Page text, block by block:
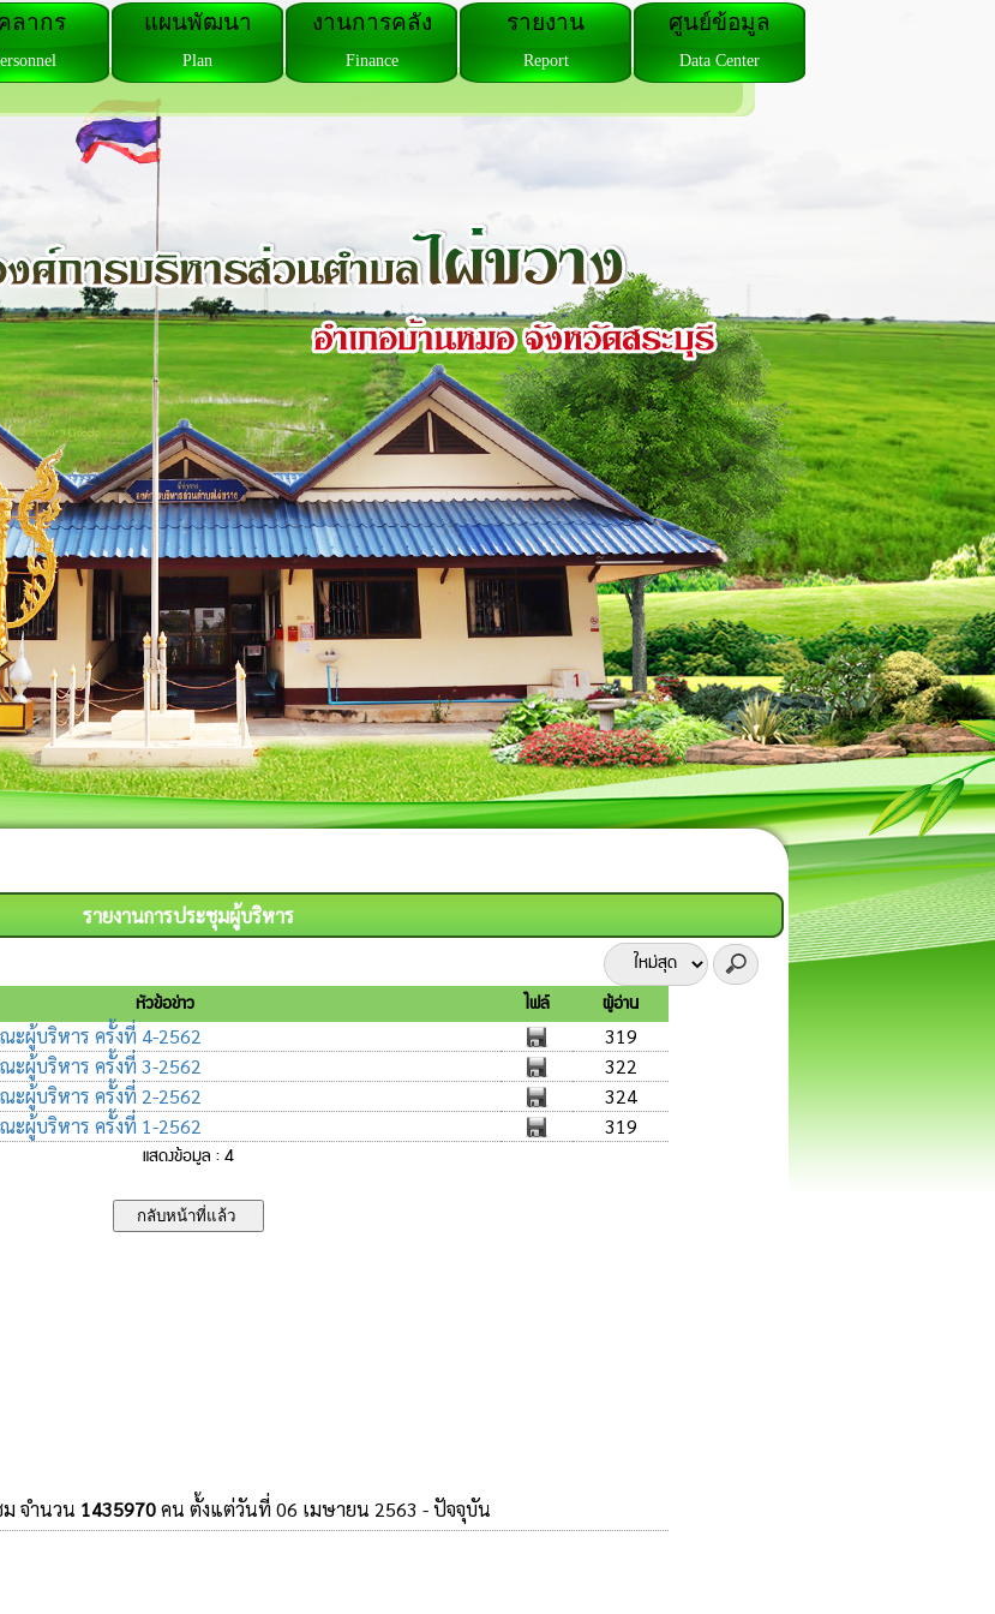
ลากร แผนพัฒนา
Plan
งานการคลัง
Finance
รายงาน
Report
ศูนย์ข้อมูล
Data Center
รายงานการประชุมผู้บริหาร
หัวข้อข่าว ไฟล์ ผู้อ่าน
ะผู้บริหาร ครั้งที่ 4-2562
319
ะผู้บริหาร ครั้งที่ 3-2562
322
ะผู้บริหาร ครั้งที่ 2-2562
324
ะผู้บริหาร ครั้งที่ 1-2562 319
แสดงข้อมูล : 4
จำนวน 1435970คน ตั้งแต่วันที่ 06 เมษายน 2563 - ปัจจุบัน